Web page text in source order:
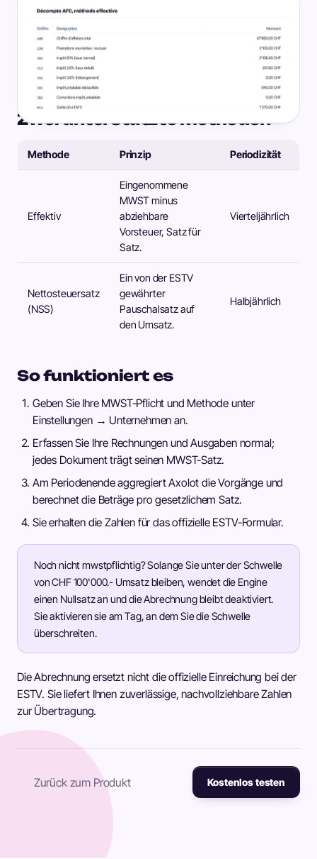
Zwei unterstützte Methoden
Methode Prinzip Periodizität
Effektiv
Eingenommene
MWST minus
abziehbare
Vorsteuer, Satz für
Satz.
Vierteljährlich
Nettosteuersatz
(NSS)
Ein von der ESTV
gewährter
Pauschalsatz auf
den Umsatz.
Halbjährlich
So funktioniert es
Geben Sie Ihre MWST-Pflicht und Methode unter
Einstellungen → Unternehmen an.
Erfassen Sie Ihre Rechnungen und Ausgaben normal;
jedes Dokument trägt seinen MWST-Satz.
Am Periodenende aggregiert Axolot die Vorgänge und
berechnet die Beträge pro gesetzlichem Satz.
Sie erhalten die Zahlen für das offizielle ESTV-Formular.
Noch nicht mwstpflichtig? Solange Sie unter der Schwelle
von CHF 100'000.- Umsatz bleiben, wendet die Engine
einen Nullsatz an und die Abrechnung bleibt deaktiviert.
Sie aktivieren sie am Tag, an dem Sie die Schwelle
überschreiten.
Die Abrechnung ersetzt nicht die offizielle Einreichung bei der
ESTV. Sie liefert Ihnen zuverlässige, nachvollziehbare Zahlen
zur Übertragung.
Zurück zum Produkt Kostenlos testen